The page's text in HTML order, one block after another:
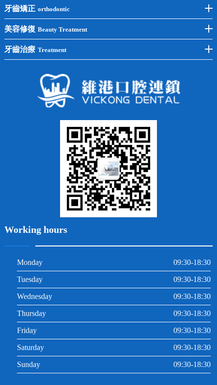
後牙種植
單顆種植
半口種植
全口種植
冷光美白
洗牙
四環素牙
常見問題
牙齒矯正 orthodontic
牙齒矯正
兒童矯正
牙列不齊
美容修復 Beauty Treatment
全瓷牙
牙齒治療 Treatment
Working hours
Monday 09:30-18:30
Tuesday 09:30-18:30
Wednesday 09:30-18:30
Thursday 09:30-18:30
Friday 09:30-18:30
Saturday 09:30-18:30
Sunday 09:30-18:30